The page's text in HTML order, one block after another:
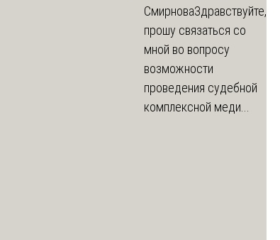
СмирноваЗдравствуйте,
прошу связаться со
мной во вопросу
возможности
проведения судебной
комплексной меди...